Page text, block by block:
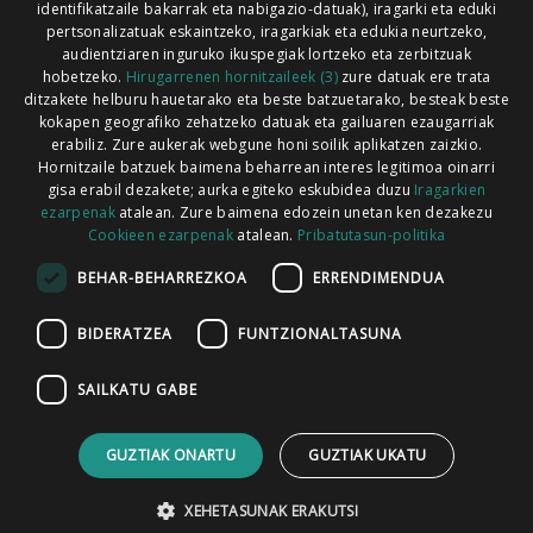
Codesyntaxek garatua
PUBLIZITATEA
HARREMANETARAKO
identifikatzaile bakarrak eta nabigazio-datuak), iragarki eta eduki
pertsonalizatuak eskaintzeko, iragarkiak eta edukia neurtzeko,
audientziaren inguruko ikuspegiak lortzeko eta zerbitzuak
hobetzeko. Hirugarrenen hornitzaileek (3)zure datuak ere trata
ditzakete helburu hauetarako eta beste batzuetarako, besteak beste
kokapen geografiko zehatzeko datuak eta gailuaren ezaugarriak
erabiliz. Zure aukerak webgune honi soilik aplikatzen zaizkio.
Hornitzaile batzuek baimena beharrean interes legitimoa oinarri
gisa erabil dezakete; aurka egiteko eskubidea duzu Iragarkien
ezarpenakatalean. Zure baimena edozein unetan ken dezakezu
Cookieen ezarpenak atalean. Pribatutasun-politika
BEHAR-BEHARREZKOA ERRENDIMENDUA
BIDERATZEA FUNTZIONALTASUNA
SAILKATU GABE
GUZTIAK ONARTU GUZTIAK UKATU
XEHETASUNAK ERAKUTSI